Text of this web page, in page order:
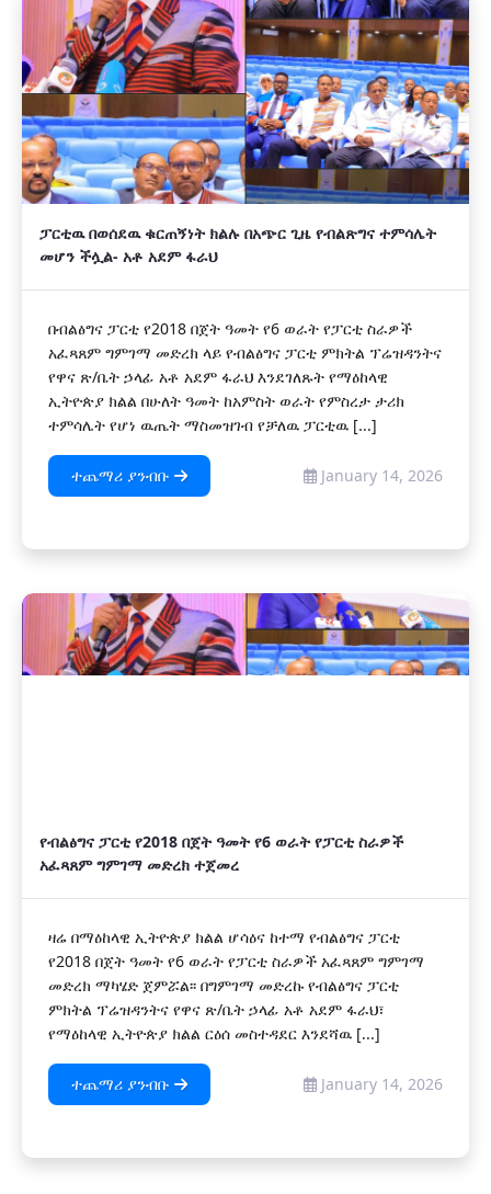
ፓርቲዉ በወሰደዉ ቁርጠኝነት ክልሉ በአጭር ጊዜ የብልጽግና ተምሳሌት
መሆን ችሏል- አቶ አደም ፋራህ
በብልፅግና ፓርቲ የ2018 በጀት ዓመት የ6 ወራት የፓርቲ ስራዎች
አፈጻጸም ግምገማ መድረክ ላይ የብልፅግና ፓርቲ ምክትል ፕሬዝዳንትና
የዋና ጽ/ቤት ኃላፊ አቶ አደም ፋራህ እንደገለጹት የማዕከላዊ
ኢትዮጵያ ክልል በሁለት ዓመት ከአምስት ወራት የምስረታ ታሪክ
ተምሳሌት የሆነ ዉጤት ማስመዝገብ የቻለዉ ፓርቲዉ [...]
ተጨማሪ ያንብቡ January 14, 2026
የብልፅግና ፓርቲ የ2018 በጀት ዓመት የ6 ወራት የፓርቲ ስራዎች
አፈጻጸም ግምገማ መድረክ ተጀመረ
ዛሬ በማዕከላዊ ኢትዮጵያ ክልል ሆሳዕና ከተማ የብልፅግና ፓርቲ
የ2018 በጀት ዓመት የ6 ወራት የፓርቲ ስራዎች አፈጻጸም ግምገማ
መድረክ ማካሄድ ጀምሯል፡፡ በግምገማ መድረኩ የብልፅግና ፓርቲ
ምክትል ፕሬዝዳንትና የዋና ጽ/ቤት ኃላፊ አቶ አደም ፋራህ፣
የማዕከላዊ ኢትዮጵያ ክልል ርዕሰ መስተዳደር እንደሻዉ [...]
ተጨማሪ ያንብቡ January 14, 2026